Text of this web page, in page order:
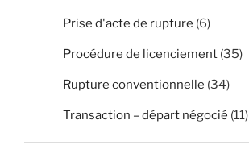
Prise d'acte de rupture (6)
Procédure de licenciement (35)
Rupture conventionnelle (34)
Transaction – départ négocié (11)